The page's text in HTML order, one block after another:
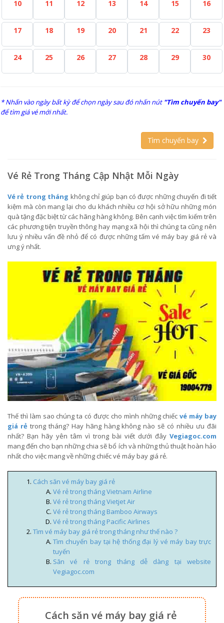
10 11 12 13 14 15 16
17 18 19 20 21 22 23
24 25 26 27 28 29 30
* Nhấn vào ngày bất kỳ để chọn ngày sau đó nhấn nút "Tìm chuyến bay"
để tìm giá vé mới nhất.
Tìm chuyến bay
Vé Rẻ Trong Tháng Cập Nhật Mỗi Ngày
Vé rẻ trong tháng không chỉ giúp bạn có được những chuyến đi tiết
kiệm mà còn mang lại cho du khách nhiều cơ hội sở hữu những món
quà tặng đặc biệt từ các hãng hàng không. Bên cạnh việc tìm kiếm trên
các phương tiện truyền thông hay mạng xã hội thì chúng ta cũng nên
lưu ý nhiều vấn đề nhỏ để có được những tấm vé máy bay giá rẻ và
ưng ý nhất.
Thế thì làm sao chúng ta có được cho mình những chiếcvé máy bay
giá rẻ trong tháng? Hay hãng hàng không nào sẽ có nhiều ưu đãi
nhất? Bạn hãy yên tâm vì trong bài viết dưới đây Vegiagoc.com
mang đến cho bạn những chia sẽ bổ ích và những thủ thuật hoàn hảo
nhất cho việc mang về những chiếc vé máy bay giá rẻ.
Cách săn vé máy bay giá rẻ
Vé rẻ trong tháng Vietnam Airline
Vé rẻ trong tháng Vietjet Air
Vé rẻ trong tháng Bamboo Airways
Vé rẻ trong tháng Pacific Airlines
Tìm vé máy bay giá rẻ trong tháng như thế nào ?
Tìm chuyến bay tại hệ thống đại lý vé máy bay trực
tuyến
Săn vé rẻ trong tháng dễ dàng tại website
Vegiagoc.com
Cách săn vé máy bay giá rẻ